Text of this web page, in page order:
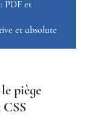
PDF et
et absolute
piège